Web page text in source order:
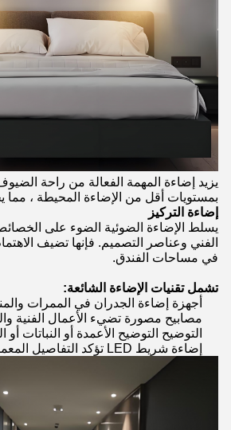
يزيد إضاءة المهمة الفعالة من راحة
بمستويات أقل من الإضاءة المحيطة ، مما
إضاءة التركيز
يسلط الإضاءة الضوئية الضوء على
الفني وعناصر التصميم. فإنها تضيف
في مساحات الفندق.
تشمل تقنيات الإضاءة الشائعة:
أجهزة إضاءة الجدران في الممرات
مصابيح مصورة تضيء الأعمال الفنية
التوضيح التوضيح الأعمدة أو النباتات
إضاءة شريط LED تؤكد التفاصيل المعمارية